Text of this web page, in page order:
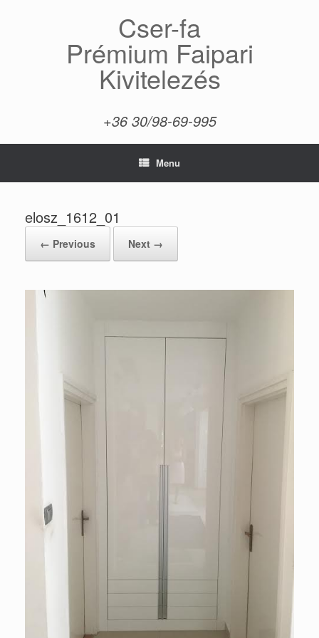
Cser-fa
Prémium Faipari
Kivitelezés
+36 30/98-69-995
Menu
elosz_1612_01
← Previous Next →